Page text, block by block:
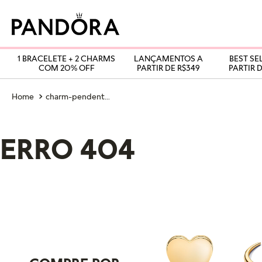
1 BRACELETE + 2 CHARMS
COM 20% OFF
LANÇAMENTOS A
PARTIR DE R$349
BEST
PARTIR
ERRO 404